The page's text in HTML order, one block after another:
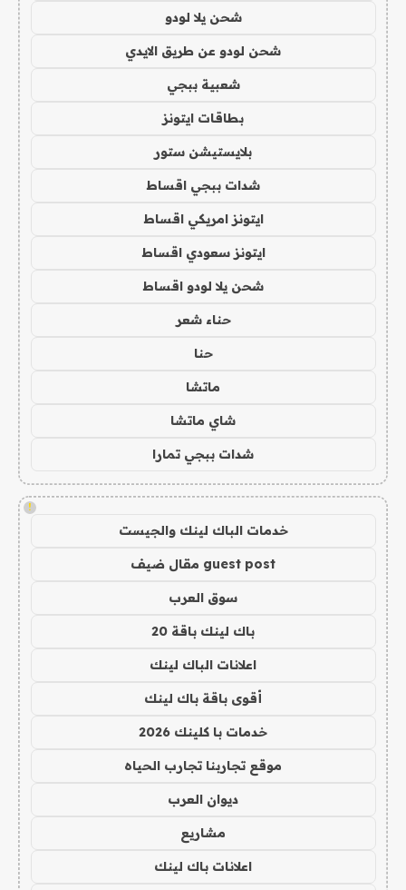
شحن يلا لودو
شحن لودو عن طريق الايدي
شعبية ببجي
بطاقات ايتونز
بلايستيشن ستور
شدات ببجي اقساط
ايتونز امريكي اقساط
ايتونز سعودي اقساط
شحن يلا لودو اقساط
حناء شعر
حنا
ماتشا
شاي ماتشا
شدات ببجي تمارا
!
خدمات الباك لينك والجيست
guest post مقال ضيف
سوق العرب
باك لينك باقة 20
اعلانات الباك لينك
أقوى باقة باك لينك
خدمات با كلينك 2026
موقع تجاربنا تجارب الحياه
ديوان العرب
مشاريع
اعلانات باك لينك